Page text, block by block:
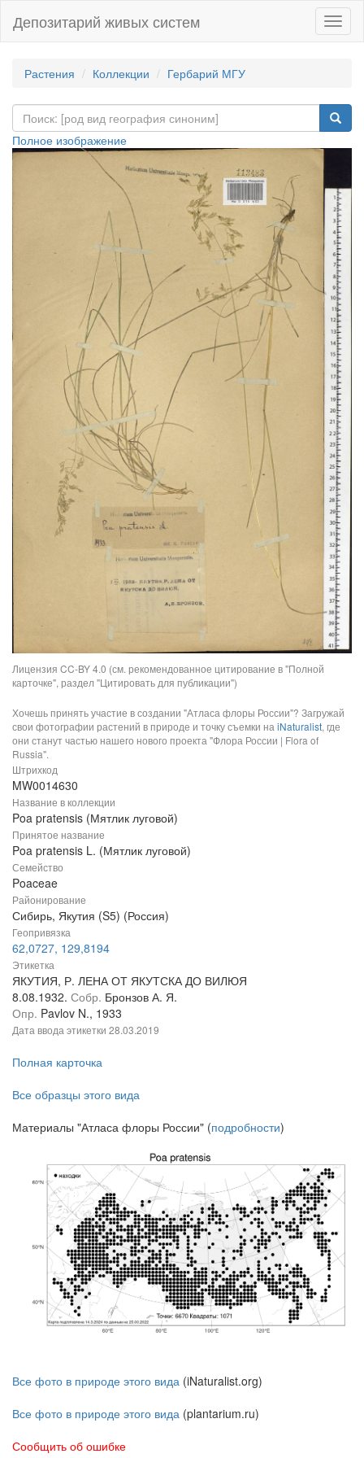
Депозитарий живых систем
Растения Коллекции Гербарий МГУ
Полное изображение
Лицензия CC-BY 4.0 (см. рекомендованное цитирование в "Полной
карточке", раздел "Цитировать для публикации")
Хочешь принять участие в создании "Атласа флоры России"? Загружай
свои фотографии растений в природе и точку съемки на iNaturalist, где
они станут частью нашего нового проекта "Флора России | Flora of
Russia".
Штрихкод
MW0014630
Название в коллекции
Poa pratensis (Мятлик луговой)
Принятое название
Poa pratensis L. (Мятлик луговой)
Семейство
Poaceae
Районирование
Сибирь, Якутия (S5) (Россия)
Геопривязка
62,0727, 129,8194
Этикетка
ЯКУТИЯ, Р. ЛЕНА ОТ ЯКУТСКА ДО ВИЛЮЯ
8.08.1932. Собр. Бронзов А. Я.
Опр. Pavlov N., 1933
Дата ввода этикетки 28.03.2019
Полная карточка
Все образцы этого вида
Материалы "Атласа флоры России" (подробности)
Все фото в природе этого вида (iNaturalist.org)
Все фото в природе этого вида (plantarium.ru)
Сообщить об ошибке